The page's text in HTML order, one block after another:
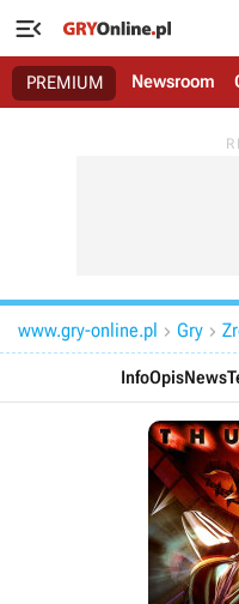

PREMIUM Newsroom
www.gry-online.pl  Gry 
InfoOpisNews